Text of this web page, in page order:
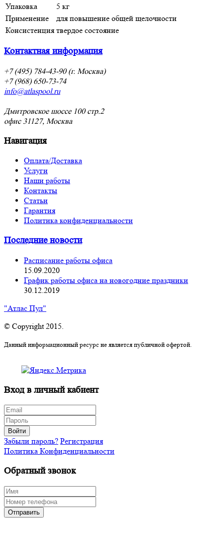
Упаковка
5 кг
Применение
для повышение общей щелочности
Консистенция твердое состояние
Контактная информация
+7 (495) 784-43-90 (г. Москва)
+7 (968) 650-73-74
info@atlaspool.ru
Дмитровское шоссе 100 стр.2
офис 31127, Москва
Навигация
Оплата/Доставка
Услуги
Наши работы
Контакты
Статьи
Гарантия
Политика конфиденциальности
Последние новости
Расписание работы офиса
15.09.2020
График работы офиса на новогодние праздники
30.12.2019
"Атлас Пул"
© Copyright 2015.
Данный информационный ресурс не является публичной офертой.
Вход в личный кабиент
Войти
Забыли пароль? Регистрация
Политика Конфиденциальности
Обратный звонок
Отправить